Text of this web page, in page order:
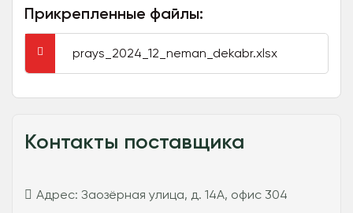
Прикрепленные файлы:
prays_2024_12_neman_dekabr.xlsx
Контакты поставщика
Адрес: Заозёрная улица, д. 14А, офис 304